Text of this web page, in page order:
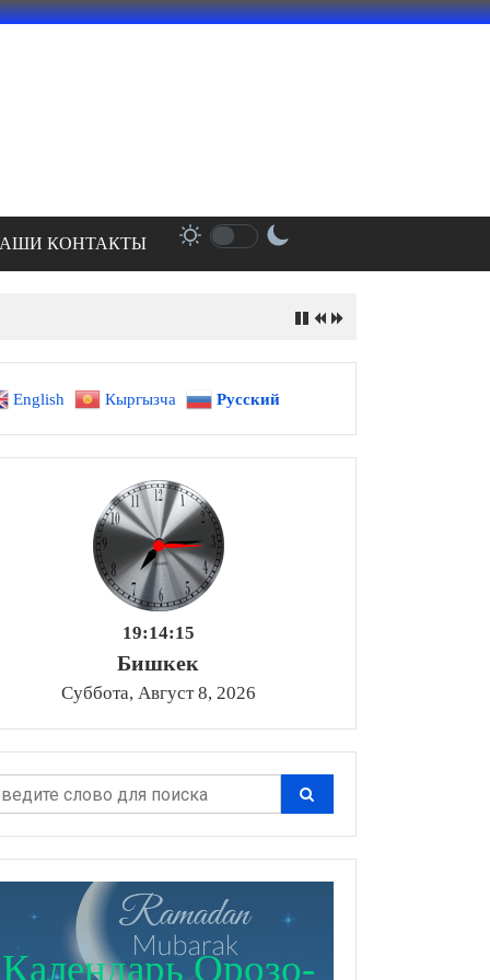
КОНТАКТЫ
English Кыргызча Русский
19:14:17
Бишкек
Суббота, Август 8, 2026
Календарь Орозо-